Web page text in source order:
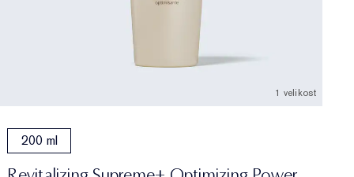
1 velikost
200 ml